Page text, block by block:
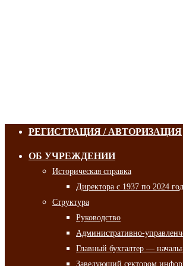
РЕГИСТРАЦИЯ / АВТОРИЗАЦИЯ
ОБ УЧРЕЖДЕНИИ
Историческая справка
Директора с 1937 по 2024
Структура
Руководство
Административно-
Главный бухгалтер —
Заведующий сектором